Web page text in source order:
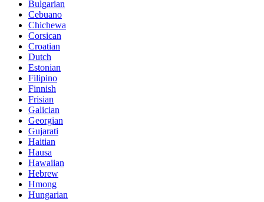
Bulgarian
Cebuano
Chichewa
Corsican
Croatian
Dutch
Estonian
Filipino
Finnish
Frisian
Galician
Georgian
Gujarati
Haitian
Hausa
Hawaiian
Hebrew
Hmong
Hungarian